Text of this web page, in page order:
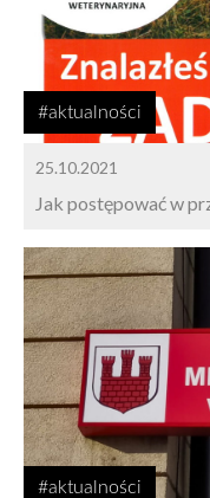
#aktualności
25.10.2021
Jak postępować w
#aktualności